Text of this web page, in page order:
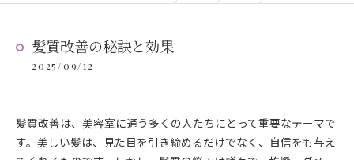
髪質改善の秘訣と効果
2025/09/12
髪質改善は、美容室に通う多くの人たちにとって重要なテーマで
す。美しい髪は、見た目を引き締めるだけでなく、自信をも与え